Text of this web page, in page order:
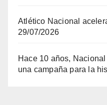
Atlético Nacional
29/07/2026
Hace 10 años,
una campaña para la